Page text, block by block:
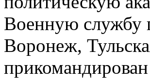
Военную службу
Воронеж,